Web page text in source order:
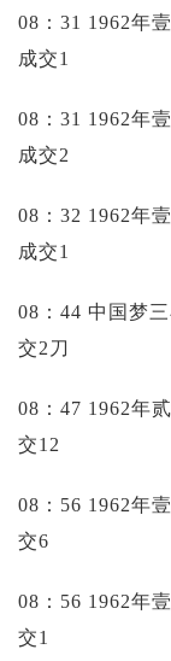
08：31 1962年
成交1
08：31 1962年
成交2
08：32 1962年
成交1
08：44 中国梦
交2刀
08：47 1962年
交12
08：56 1962年
交6
08：56 1962年
交1